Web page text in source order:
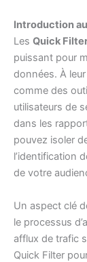
Introduction
Les Quick
puissant pour
données. À
comme des
utilisateurs de
dans les
pouvez isoler
l’identification
de votre
Un aspect clé
le processus
afflux de trafic
Quick Filter